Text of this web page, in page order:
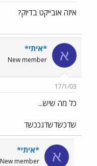
איזה אובייקט בדיוק?
א *איתי*
New member
17/1/03
כל מה שיש...
שדכשדשדגככשד
א *איתי*
New member